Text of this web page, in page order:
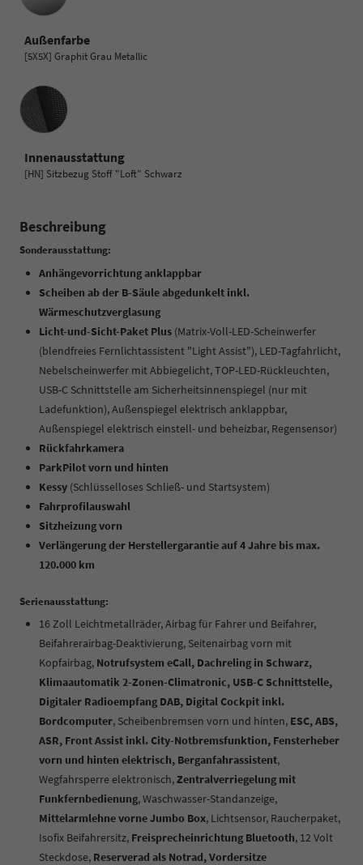
Außenfarbe
[5X5X] Graphit Grau Metallic
Innenausstattung
Innenausstattung
[HN] Sitzbezug Stoff "Loft" Schwarz
Beschreibung
Sonderausstattung:
Anhängevorrichtung anklappbar
Scheiben ab der B-Säule abgedunkelt inkl.
Wärmeschutzverglasung
Licht-und-Sicht-Paket Plus (Matrix-Voll-LED-Scheinwerfer
(blendfreies Fernlichtassistent "Light Assist"), LED-Tagfahrlicht,
Nebelscheinwerfer mit Abbiegelicht, TOP-LED-Rückleuchten,
USB-C Schnittstelle am Sicherheitsinnenspiegel (nur mit
Ladefunktion), Außenspiegel elektrisch anklappbar,
Außenspiegel elektrisch einstell- und beheizbar, Regensensor)
Rückfahrkamera
ParkPilot vorn und hinten
Kessy (Schlüsselloses Schließ- und Startsystem)
Fahrprofilauswahl
Sitzheizung vorn
Verlängerung der Herstellergarantie auf 4 Jahre bis max.
120.000 km
Serienausstattung:
16 Zoll Leichtmetallräder, Airbag für Fahrer und Beifahrer,
Beifahrerairbag-Deaktivierung, Seitenairbag vorn mit
Kopfairbag, Notrufsystem eCall, Dachreling in Schwarz,
Klimaautomatik 2-Zonen-Climatronic, USB-C Schnittstelle,
Digitaler Radioempfang DAB, Digital Cockpit inkl.
Bordcomputer, Scheibenbremsen vorn und hinten, ESC, ABS,
ASR, Front Assist inkl. City-Notbremsfunktion, Fensterheber
vorn und hinten elektrisch, Berganfahrassistent,
Wegfahrsperre elektronisch,Zentralverriegelung mit
Funkfernbedienung, Waschwasser-Standanzeige,
Mittelarmlehne vorne Jumbo Box, Lichtsensor, Raucherpaket,
Isofix Beifahrersitz, Freisprecheinrichtung Bluetooth, 12 Volt
Steckdose, Reserverad als Notrad, Vordersitze